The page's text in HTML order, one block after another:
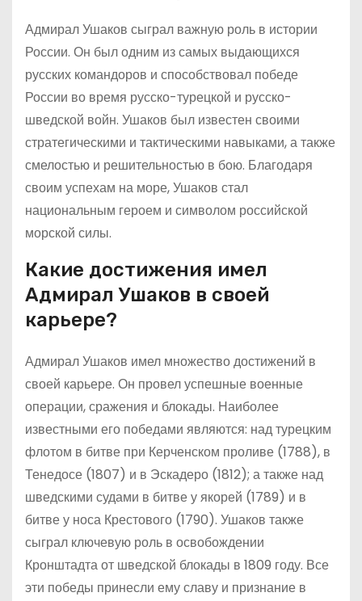
Адмирал Ушаков сыграл важную роль в истории
России. Он был одним из самых выдающихся
русских командоров и способствовал победе
России во время русско-турецкой и русско-
шведской войн. Ушаков был известен своими
стратегическими и тактическими навыками, а также
смелостью и решительностью в бою. Благодаря
своим успехам на море, Ушаков стал
национальным героем и символом российской
морской силы.
Какие достижения имел
Адмирал Ушаков в своей
карьере?
Адмирал Ушаков имел множество достижений в
своей карьере. Он провел успешные военные
операции, сражения и блокады. Наиболее
известными его победами являются: над турецким
флотом в битве при Керченском проливе (1788), в
Тенедосе (1807) и в Эскадеро (1812); а также над
шведскими судами в битве у якорей (1789) и в
битве у носа Крестового (1790). Ушаков также
сыграл ключевую роль в освобождении
Кронштадта от шведской блокады в 1809 году. Все
эти победы принесли ему славу и признание в